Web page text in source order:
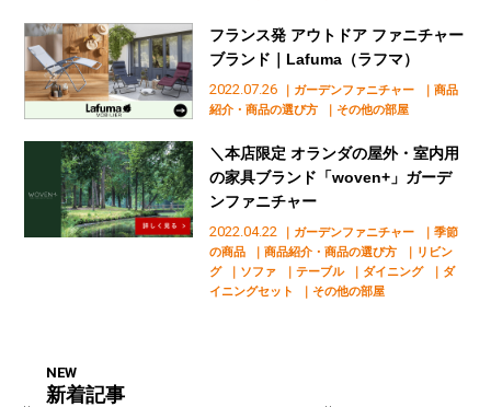
2022.07.26 ｜ガーデンファニチャー
｜商品
紹介・商品の選び方
｜その他の部屋
フランス発 アウトドア ファニチャー
ブランド｜Lafuma（ラフマ）
2022.04.22 ｜ガーデンファニチャー
｜季節
の商品
｜商品紹介・商品の選び方
｜リビン
グ
｜ソファ ｜テーブル ｜ダイニング
｜ダ
イニングセット
｜その他の部屋
＼本店限定 オランダの屋外・室内用
の家具ブランド「woven+」ガーデ
ンファニチャー
NEW
新着記事